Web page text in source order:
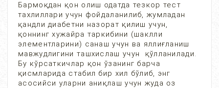
Бармоқдан қон олиш одатда тезкор тест
тахлиллари учун фойдаланилиб, жумладан
қандли диабетни назорат қилиш учун,
қоннинг хужайра таркибини (шаклли
элементларини) санаш учун ва яллиғланиш
мавжудлигини ташхислаш учун қўлланилади.
Бу кўрсаткичлар қон ўзанинг барча
қисмларида стабил бир хил бўлиб, энг
асосийси уларни аниқлаш учун жуда оз